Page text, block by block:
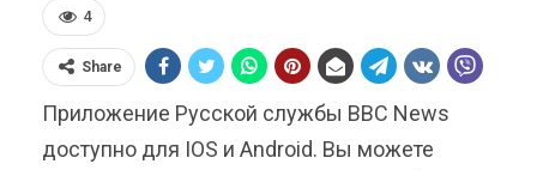
4
Share
Приложение Русской службы BBC News
доступно для IOS и Android. Вы можете